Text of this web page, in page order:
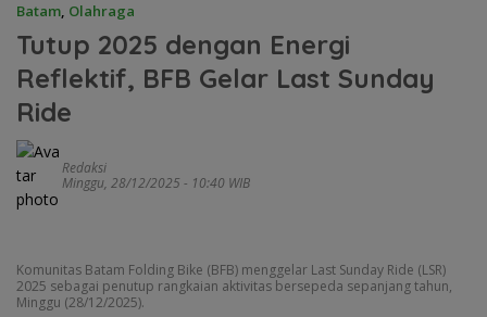
Batam, Olahraga
Tutup 2025 dengan Energi
Reflektif, BFB Gelar Last Sunday
Ride
Redaksi
Minggu, 28/12/2025 - 10:40 WIB
Komunitas Batam Folding Bike (BFB) menggelar Last Sunday Ride (LSR)
2025 sebagai penutup rangkaian aktivitas bersepeda sepanjang tahun,
Minggu (28/12/2025).